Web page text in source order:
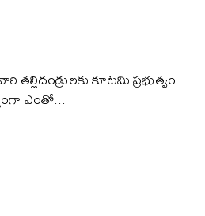
తల్లిదండ్రులకు కూటమి ప్రభుత్వం
ఎంతో...